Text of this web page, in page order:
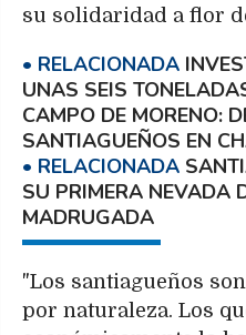
su solidaridad a flor
UNAS SEIS
CAMPO DE MORENO:
SANTIAGUEÑOS EN
SU PRIMERA NEVADA
MADRUGADA
"Los santiagueños
por naturaleza. Los